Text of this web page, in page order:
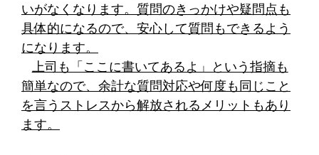
いがなくなります。質問のきっかけや疑問点も
具体的になるので、安心して質問もできるよう
になります。
上司も「ここに書いてあるよ」という指摘も
簡単なので、余計な質問対応や何度も同じこと
を言うストレスから解放されるメリットもあり
ます。